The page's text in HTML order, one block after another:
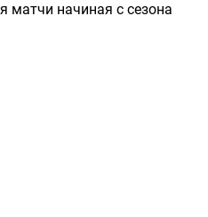
матчи начиная с сезона